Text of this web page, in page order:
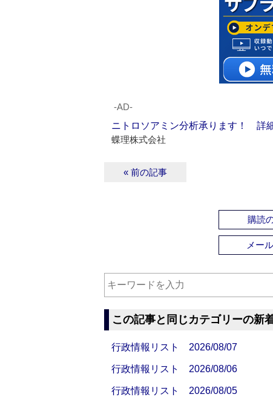
‐AD‐
ニトロソアミン分析承ります！ 詳
蝶理株式会社
« 前の記事
購読
メー
この記事と同じカテゴリーの新
行政情報リスト 2026/08/07
行政情報リスト 2026/08/06
行政情報リスト 2026/08/05